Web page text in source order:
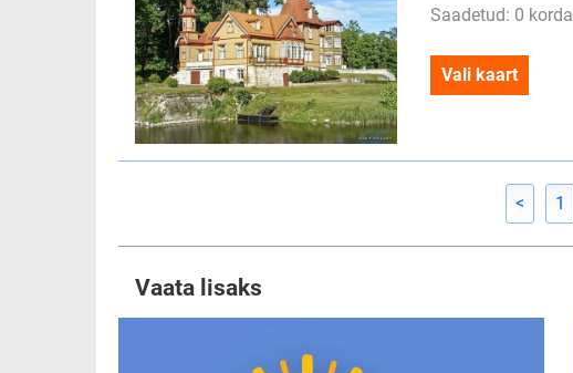
Saadetud: 0 korda
Vali kaart
< 1
Vaata lisaks